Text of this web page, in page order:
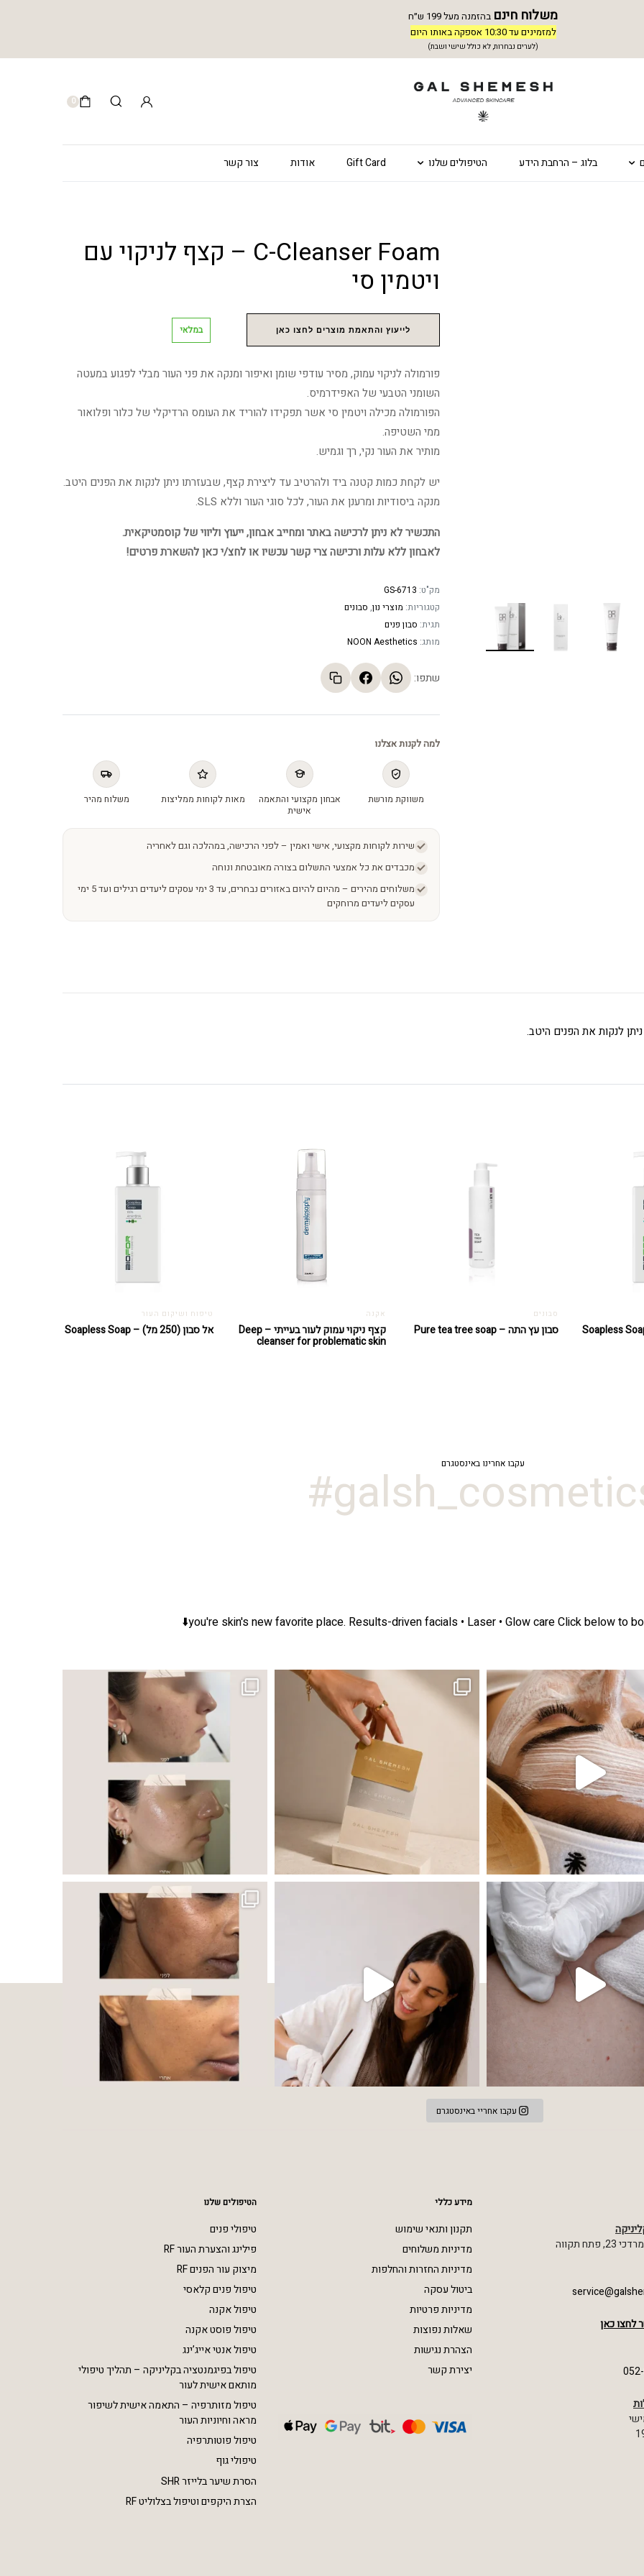
משלוח חינם בהזמנה מעל 199 ש״ח
למזמינים עד 10:30 אספקה באותו היום
(לערים נבחרות, לא כולל שישי ושבת)
0
בלוג – הרחבת הידע הטיפולים שלנו Gift Card אודות צור קשר
C-Cleanser Foam – קצף לניקוי עם
ויטמין סי
לייעוץ והתאמת מוצרים לחצו כאן במלאי
פורמולה לניקוי עמוק, מסיר עודפי שומן ואיפור ומנקה את פני העור מבלי לפגוע במעטה
השומני הטבעי של האפידרמיס.
הפורמולה מכילה ויטמין סי אשר תפקידו להוריד את העומס הרדיקלי של כלור ופלואור
ממי השטיפה.
מותיר את העור נקי, רך וגמיש.
יש לקחת כמות קטנה ביד ולהרטיב עד ליצירת קצף, שבעזרתו ניתן לנקות את הפנים היטב.
מנקה ביסודיות ומרענן את העור, לכל סוגי העור וללא SLS.
התכשיר לא ניתן לרכישה באתר ומחייב אבחון, ייעוץ וליווי של קוסמטיקאית.
לאבחון ללא עלות ורכישה צרי קשר עכשיו או לחצ/י כאן להשארת פרטים!
מק"ט: GS-6713
קטגוריות: מוצרי נון, סבונים
תגית: סבון פנים
מותג: NOON Aesthetics
שתפו:
למה לקנות אצלנו
משווקת מורשת
אבחון מקצועי והתאמה
אישית
מאות לקוחות ממליצות משלוח מהיר
שירות לקוחות מקצועי, אישי ואמין – לפני הרכישה, במהלכה וגם לאחריה
מכבדים את כל אמצעי התשלום בצורה מאובטחת ונוחה
משלוחים מהירים – מהיום להיום באזורים נבחרים, עד 3 ימי עסקים ליעדים רגילים ועד 5 ימי
עסקים ליעדים מרוחקים
לנקות את הפנים היטב.
סבונים
סבון עץ התה – Pure tea tree soap
אקנה
קצף ניקוי עמוק לעור בעייתי – Deep
cleanser for problematic skin
טיפוח ושיקום העור
אל סבון (250 מל) – Soapless Soap
עקבו אחרינו באינסטגרם
you're skin's new favorite place. Results-driven facials • Laser • Glow careClick below to
מועדון החברות שלנו סוף סוף נפתח. מהיום, אקנה הוא אחד המצבים הנפוצים ביותר בעור, אך לכל עור
שהעור פשוט צריך לעצור רגע, לנשום ולהתאזן תהליך אחד שיכול לעשות הבדל גדול במראה ובאיכות העור
עקבו אחריי באינסטגרם
תקווה
לחצו כאן
מידע כללי
תקנון ותנאי שימוש
מדיניות משלוחים
מדיניות החזרות והחלפות
ביטול עסקה
מדיניות פרטיות
שאלות נפוצות
הצהרת נגישות
יצירת קשר
הטיפולים שלנו
טיפולי פנים
פילינג והצערת העור RF
מיצוק עור הפנים RF
טיפול פנים קלאסי
טיפול אקנה
טיפול פוסט אקנה
טיפול אנטי אייג’ינג
טיפול בפיגמנטציה בקליניקה – תהליך טיפולי
מותאם אישית לעור
טיפול מזותרפיה – התאמה אישית לשיפור
מראה וחיוניות העור
טיפול פוטותרפיה
טיפולי גוף
הסרת שיער בלייזר SHR
הצרת היקפים וטיפול בצלוליט RF